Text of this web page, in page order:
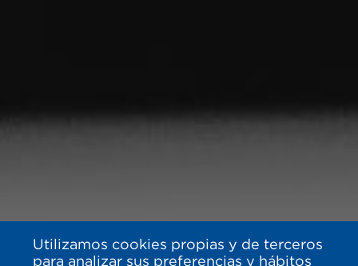
Utilizamos cookies propias y de terceros
para analizar sus preferencias y hábitos